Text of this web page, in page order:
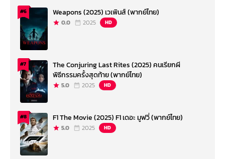
#6 Weapons (2025) เวเพินส์ (พากย์ไทย)
0.0 2025 HD
#7
The Conjuring Last Rites (2025) คนเรียกผี
พิธีกรรมครั้งสุดท้าย (พากย์ไทย)
5.0 2025 HD
#8 F1 The Movie (2025) F1 เดอะ มูฟวี่ (พากย์ไทย)
5.0 2025 HD